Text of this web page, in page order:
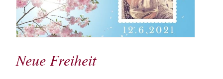
Neue Freiheit